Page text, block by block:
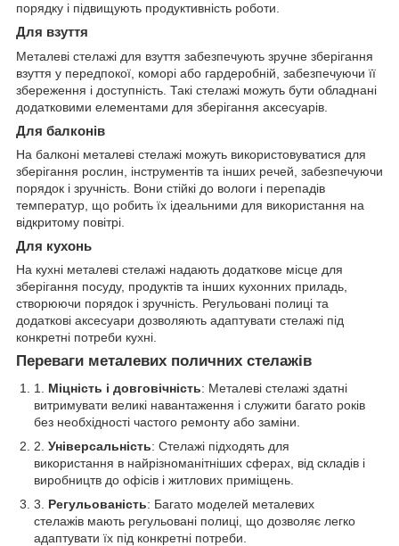
порядку і підвищують продуктивність роботи.
Для взуття
Металеві стелажі для взуття забезпечують зручне зберігання
взуття у передпокої, коморі або гардеробній, забезпечуючи її
збереження і доступність. Такі стелажі можуть бути обладнані
додатковими елементами для зберігання аксесуарів.
Для балконів
На балконі металеві стелажі можуть використовуватися для
зберігання рослин, інструментів та інших речей, забезпечуючи
порядок і зручність. Вони стійкі до вологи і перепадів
температур, що робить їх ідеальними для використання на
відкритому повітрі.
Для кухонь
На кухні металеві стелажі надають додаткове місце для
зберігання посуду, продуктів та інших кухонних приладь,
створюючи порядок і зручність. Регульовані полиці та
додаткові аксесуари дозволяють адаптувати стелажі під
конкретні потреби кухні.
Переваги металевих поличних стелажів
Міцність і довговічність: Металеві стелажі здатні
витримувати великі навантаження і служити багато років
без необхідності частого ремонту або заміни.
Універсальність: Стелажі підходять для
використання в найрізноманітніших сферах, від складів і
виробництв до офісів і житлових приміщень.
Регульованість: Багато моделей металевих
стелажів мають регульовані полиці, що дозволяє легко
адаптувати їх під конкретні потреби.